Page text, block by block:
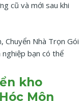
cũ và mới sau khi
Chuyển Nhà Trọn Gói
bạn có thể
kho
Môn